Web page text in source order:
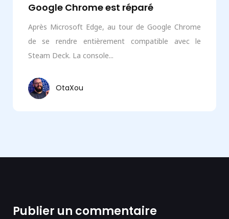
Google Chrome est réparé
Après Microsoft Edge, au tour de Google Chrome
de se rendre entièrement compatible avec le
Steam Deck. La console...
OtaXou
Publier un commentaire